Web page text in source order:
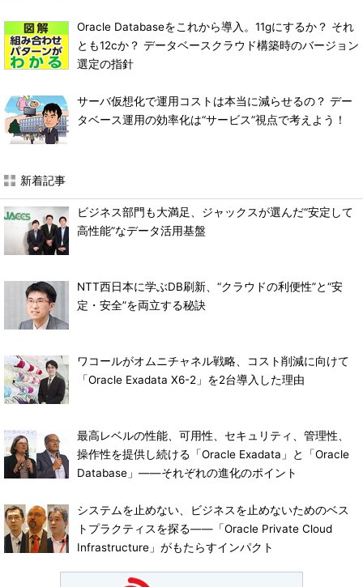
Oracle Databaseをこれから導入。11gにするか？ それ
とも12cか？ データベースクラウド構築時のバージョン
選定の指針
サーバ仮想化で運用コストは本当に減らせるの？ デー
タベース運用の効率化は“サービス”視点で考えよう！
新着記事
ビジネス部門も大満足、ジャックスが選んだ“安定して
高性能”なデータ活用基盤
NTT西日本に学ぶDB刷新、“クラウドの利便性”と“安
定・安全”を両立する秘訣
ワコールがオムニチャネル戦略、コスト削減に向けて
「Oracle Exadata X6-2」を2台導入した理由
最高レベルの性能、可用性、セキュリティ、管理性、
操作性を提供し続ける「Oracle Exadata」と「Oracle
Database」――それぞれの進化のポイント
システムを止めない、ビジネスを止めないためのベス
トプラクティスを探る――「Oracle Private Cloud
Infrastructure」がもたらすインパクト